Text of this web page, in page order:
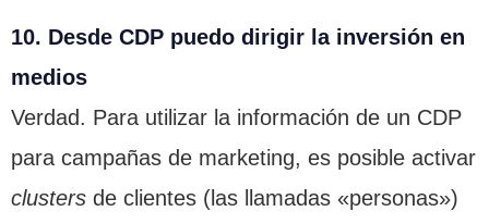
10. Desde CDP puedo dirigir la inversión en
medios
Verdad. Para utilizar la información de un CDP
para campañas de marketing, es posible activar
clusters de clientes (las llamadas «personas»)